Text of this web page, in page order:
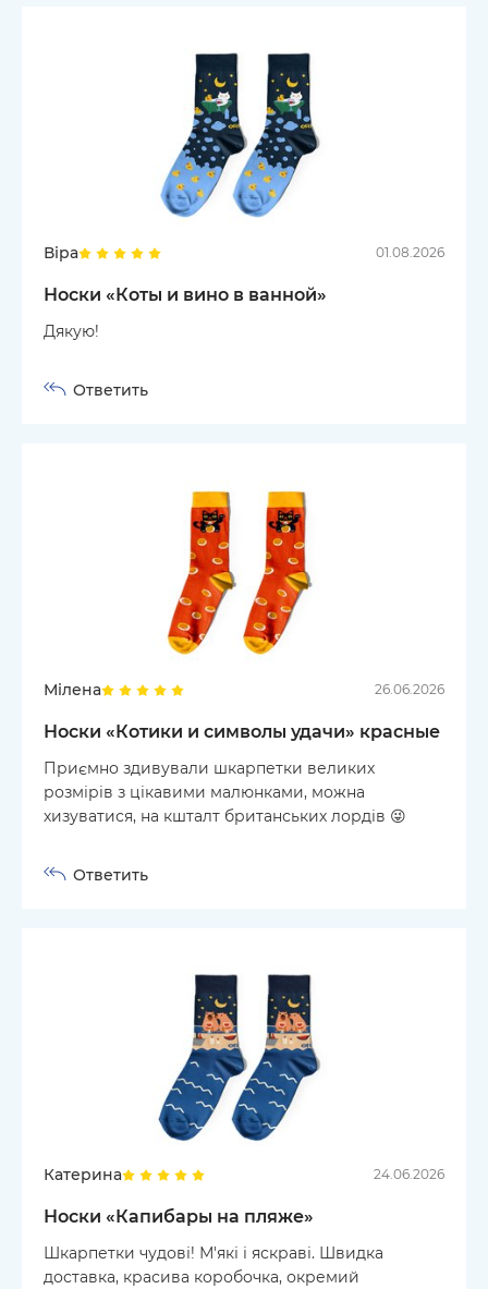
Віра 01.08.2026
Носки «Коты и вино в ванной»
Дякую!
Ответить
Мілена 26.06.2026
Носки «Котики и символы удачи» красные
Приємно здивували шкарпетки великих
розмірів з цікавими малюнками, можна
хизуватися, на кшталт британських лордів 😜
Ответить
Катерина 24.06.2026
Носки «Капибары на пляже»
Шкарпетки чудові! М'які і яскраві. Швидка
доставка, красива коробочка, окремий